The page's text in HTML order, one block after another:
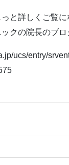
猫 癌
目の
ング
肝斑治療
と詳しくご覧
クの院長のブ
ucs/entry/